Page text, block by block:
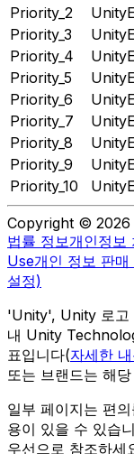
Priority_2
Priority_3
Priority_4
Priority_5
Priority_6
Priority_7
Priority_8
Priority_9
Priority_10
Copyright © 2026
법률 정보개인정보
Use개인 정보 판매
설정)
'Unity', Unity 로고
내 Unity
표입니다(자세한
또는 브랜드는 해
일부 페이지는 편
용이 있을 수 있습
우선으로 참조하세